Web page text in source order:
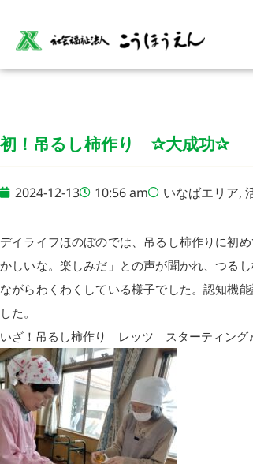
初！吊るし柿作り ✰大成功✰
2024-12-13 10:56 am いなばエリア,
デイライフほのぼのでは、吊るし柿作りに初
かしいな。楽しみだ」との声が聞かれ、つる
ながらわくわくしている様子でした。認知機
した。
いざ！吊るし柿作り レッツ スターティン